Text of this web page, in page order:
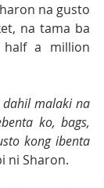
na gusto
na tama ba
a million
dahil malaki na
ko, bags,
kong ibenta
ni Sharon.